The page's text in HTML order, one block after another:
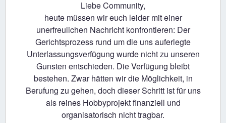
Liebe Community,
heute müssen wir euch leider mit einer
unerfreulichen Nachricht konfrontieren: Der
Gerichtsprozess rund um die uns auferlegte
Unterlassungsverfügung wurde nicht zu unseren
Gunsten entschieden. Die Verfügung bleibt
bestehen. Zwar hätten wir die Möglichkeit, in
Berufung zu gehen, doch dieser Schritt ist für uns
als reines Hobbyprojekt finanziell und
organisatorisch nicht tragbar.